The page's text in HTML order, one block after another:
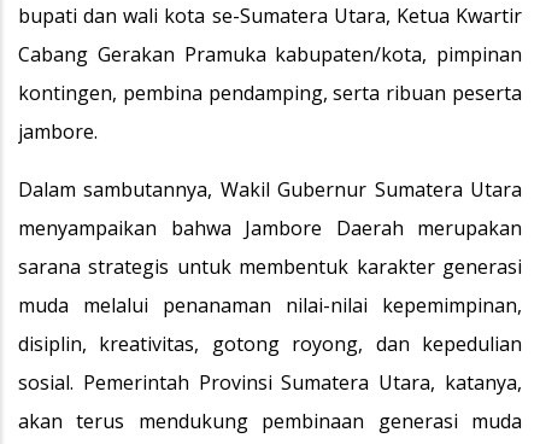
bupati dan wali kota se-Sumatera Utara, Ketua Kwartir
Cabang Gerakan Pramuka kabupaten/kota, pimpinan
kontingen, pembina pendamping, serta ribuan peserta
jambore.
Dalam sambutannya, Wakil Gubernur Sumatera Utara
menyampaikan bahwa Jambore Daerah merupakan
sarana strategis untuk membentuk karakter generasi
muda melalui penanaman nilai-nilai kepemimpinan,
disiplin, kreativitas, gotong royong, dan kepedulian
sosial. Pemerintah Provinsi Sumatera Utara, katanya,
akan terus mendukung pembinaan generasi muda